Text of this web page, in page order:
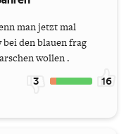
man jetzt mal
den blauen frag
wollen .
3 16